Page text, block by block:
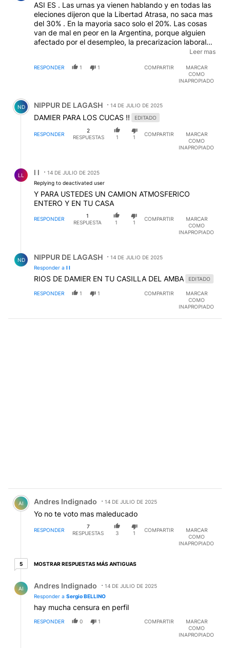
ASI ES . Las urnas ya vienen hablando y en todas las
eleciones dijeron que la Libertad Atrasa, no saca mas
del 30% . En la mayoria saco solo el 20%. Las cosas
van de mal en peor en la Argentina, porque alguien
afectado por el desempleo, la precarizacion laboral
los bajos salarios, la perdida de obras sociales y un
estos males.?? Solo que hubiera una epidemia de
Masoquismo y en ese caso ya no hay cura,.
Leer mas
RESPONDER 1 1 COMPARTIR
MARCAR
COMO
INAPROPIADO
Comentario de NIPPUR DE LAGASH.
ND NIPPUR DE LAGASH 14 DE JULIO DE 2025
DAMIER PARA LOS CUCAS !! EDITADO
RESPONDER
2
RESPUESTAS
1 1
COMPARTIR
MARCAR
COMO
INAPROPIADO
LL l l
14 DE JULIO DE 2025
Replying to deactivated user
Y PARA USTEDES UN CAMION ATMOSFERICO
ENTERO Y EN TU CASA
RESPONDER
1
RESPUESTA
1 1
COMPARTIR
MARCAR
COMO
INAPROPIADO
ND NIPPUR DE LAGASH
14 DE JULIO DE 2025
Responder a l l
RIOS DE DAMIER EN TU CASILLA DEL AMBA EDITADO
RESPONDER 1 1 COMPARTIR
MARCAR
COMO
INAPROPIADO
Comentario de Andres Indignado.
AI Andres Indignado 14 DE JULIO DE 2025
Yo no te voto mas maleducado
RESPONDER
7
RESPUESTAS
3 1
COMPARTIR
MARCAR
COMO
INAPROPIADO
55 respuestas más antiguas
MOSTRAR RESPUESTAS MÁS ANTIGUAS
AI Andres Indignado
14 DE JULIO DE 2025
Responder a Sergio BELLINO
hay mucha censura en perfil
RESPONDER 0 1 COMPARTIR
MARCAR
COMO
INAPROPIADO